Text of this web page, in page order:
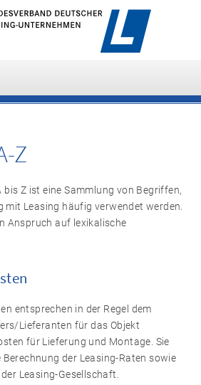
Z
bis Z ist eine Sammlung von Begriffen,
mit Leasing häufig verwendet werden.
Anspruch auf lexikalische
entsprechen in der Regel dem
Lieferanten für das Objekt
für Lieferung und Montage. Sie
der Leasing-Raten sowie
Leasing-Gesellschaft.